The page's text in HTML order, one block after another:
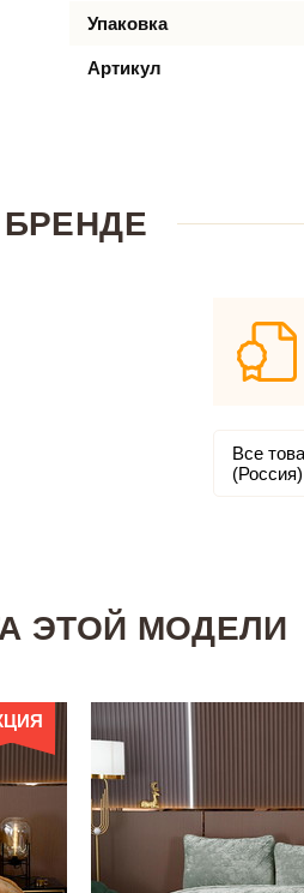
Упаковка
Артикул
Все
(Россия)
ЭТОЙ МОДЕЛИ